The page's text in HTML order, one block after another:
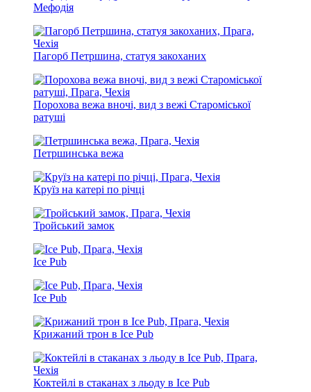
Мефодія
Пагорб Петршина, статуя закоханих
Порохова вежа вночі, вид з вежі Староміської
ратуші
Петршинська вежа
Круїз на катері по річці
Тройський замок
Ice Pub
Ice Pub
Крижаний трон в Ice Pub
Коктейлі в стаканах з льоду в Ice Pub